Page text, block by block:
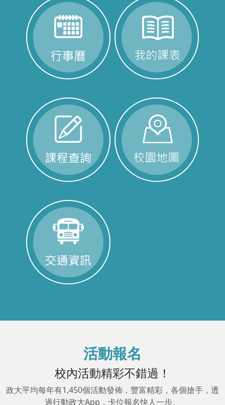
活動報名
校內活動精彩不錯過！
政大平均每年有1,450個活動發佈，豐富精彩，各個搶手，透
過行動政大App，卡位報名快人一步。